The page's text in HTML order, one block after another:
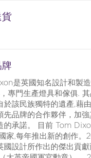
貨
牌
是英國知名設計和製
專門生產燈具和傢俱.
於該民族獨特的遺產,藉
先品牌的合作夥伴，加
的承諾。 目前 Tom
家,每年推出新的創作。
國設計所作出的傑出貢